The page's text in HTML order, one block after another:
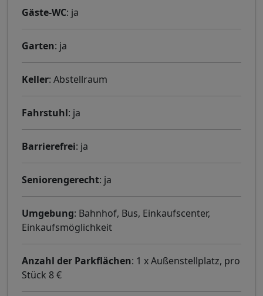
Gäste-WC: ja
Garten: ja
Keller: Abstellraum
Fahrstuhl: ja
Barrierefrei: ja
Seniorengerecht: ja
Umgebung: Bahnhof, Bus, Einkaufscenter,
Einkaufsmöglichkeit
Anzahl der Parkflächen: 1 x Außenstellplatz, pro
Stück 8 €